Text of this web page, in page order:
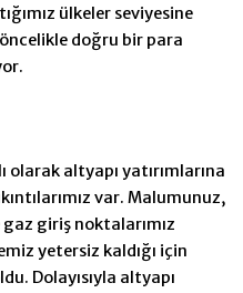
ülkeler seviyesine
doğru bir para
olarak altyapı yatırımlarına
var. Malumunuz,
giriş noktalarımız
yetersiz kaldığı için
Dolayısıyla altyapı